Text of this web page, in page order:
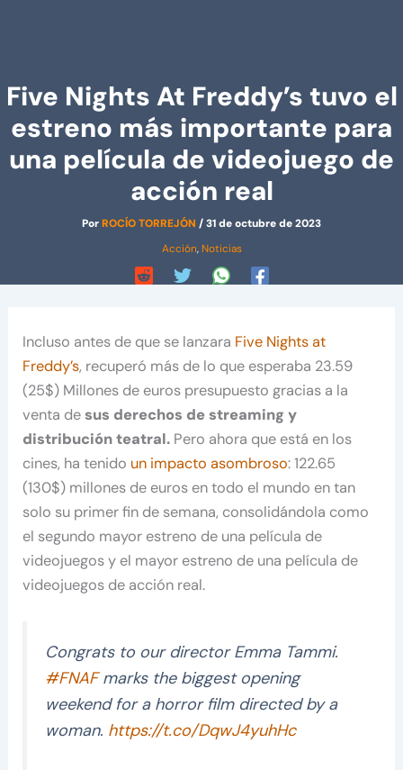
Five Nights At Freddy’s tuvo el
estreno más importante para
una película de videojuego de
acción real
PorROCÍO TORREJÓN /31 de octubre de 2023
Acción, Noticias
Incluso antes de que se lanzara Five Nights at
Freddy’s, recuperó más de lo que esperaba 23.59
(25$) Millones de euros presupuesto gracias a la
venta desus derechos de streaming y
distribución teatral. Pero ahora que está en los
cines, ha tenido un impacto asombroso: 122.65
(130$) millones de euros en todo el mundo en tan
solo su primer fin de semana, consolidándola como
el segundo mayor estreno de una película de
videojuegos y el mayor estreno de una película de
videojuegos de acción real.
Congrats to our director Emma Tammi.
#FNAFmarks the biggest opening
weekend for a horror film directed by a
woman. https://t.co/DqwJ4yuhHc